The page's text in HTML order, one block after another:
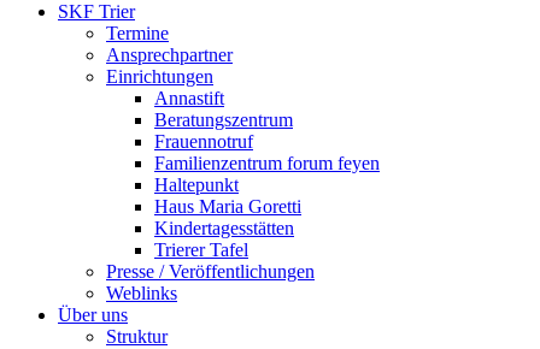
SKF Trier
Termine
Ansprechpartner
Einrichtungen
Annastift
Beratungszentrum
Frauennotruf
Familienzentrum forum feyen
Haltepunkt
Haus Maria Goretti
Kindertagesstätten
Trierer Tafel
Presse / Veröffentlichungen
Weblinks
Über uns
Struktur